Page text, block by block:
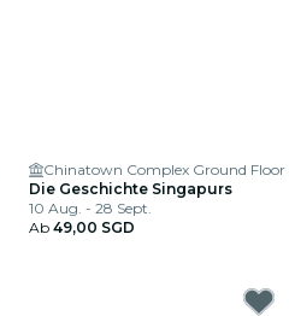
Chinatown Complex Ground Floor
Die Geschichte Singapurs
10 Aug. - 28 Sept.
Ab 49,00 SGD